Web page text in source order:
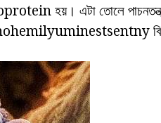
হয়। এটা তোলে